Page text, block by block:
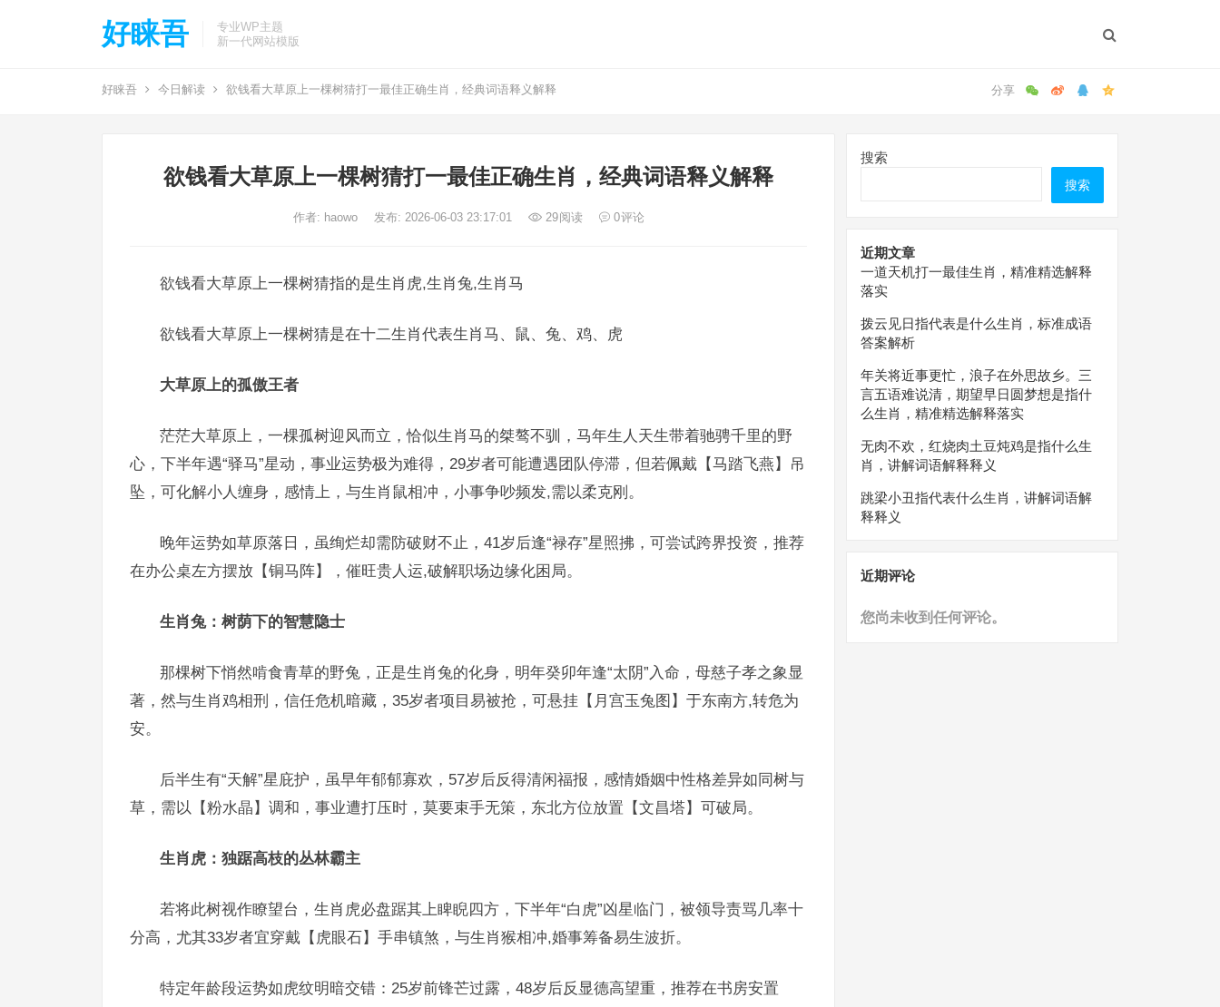
好睐吾
专业WP主题
新一代网站模版
好睐吾 今日解读 欲钱看大草原上一棵树猜打一最佳正确生肖，经典词语释义解释
欲钱看大草原上一棵树猜打一最佳正确生肖，经典词语释义解释
作者: haowo 发布: 2026-06-03 23:17:01 29阅读 0评论
欲钱看大草原上一棵树猜指的是生肖虎,生肖兔,生肖马
欲钱看大草原上一棵树猜是在十二生肖代表生肖马、鼠、兔、鸡、虎
大草原上的孤傲王者
茫茫大草原上，一棵孤树迎风而立，恰似生肖马的桀骜不驯，马年生人天生带着驰骋千里的野
心，下半年遇“驿马”星动，事业运势极为难得，29岁者可能遭遇团队停滞，但若佩戴【马踏飞燕】吊
坠，可化解小人缠身，感情上，与生肖鼠相冲，小事争吵频发,需以柔克刚。
晚年运势如草原落日，虽绚烂却需防破财不止，41岁后逢“禄存”星照拂，可尝试跨界投资，推荐
在办公桌左方摆放【铜马阵】，催旺贵人运,破解职场边缘化困局。
生肖兔：树荫下的智慧隐士
那棵树下悄然啃食青草的野兔，正是生肖兔的化身，明年癸卯年逢“太阴”入命，母慈子孝之象显
著，然与生肖鸡相刑，信任危机暗藏，35岁者项目易被抢，可悬挂【月宫玉兔图】于东南方,转危为
安。
后半生有“天解”星庇护，虽早年郁郁寡欢，57岁后反得清闲福报，感情婚姻中性格差异如同树与
草，需以【粉水晶】调和，事业遭打压时，莫要束手无策，东北方位放置【文昌塔】可破局。
生肖虎：独踞高枝的丛林霸主
若将此树视作瞭望台，生肖虎必盘踞其上睥睨四方，下半年“白虎”凶星临门，被领导责骂几率十
分高，尤其33岁者宜穿戴【虎眼石】手串镇煞，与生肖猴相冲,婚事筹备易生波折。
特定年龄段运势如虎纹明暗交错：25岁前锋芒过露，48岁后反显德高望重，推荐在书房安置
搜索
搜索
近期文章
一道天机打一最佳生肖，精准精选解释
落实
拨云见日指代表是什么生肖，标准成语
答案解析
年关将近事更忙，浪子在外思故乡。三
言五语难说清，期望早日圆梦想是指什
么生肖，精准精选解释落实
无肉不欢，红烧肉土豆炖鸡是指什么生
肖，讲解词语解释释义
跳梁小丑指代表什么生肖，讲解词语解
释释义
近期评论
您尚未收到任何评论。